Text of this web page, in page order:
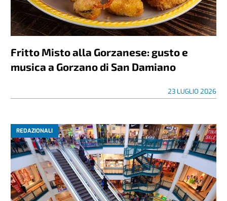
Fritto Misto alla Gorzanese: gusto e
musica a Gorzano di San Damiano
23 LUGLIO 2026
REDAZIONALI